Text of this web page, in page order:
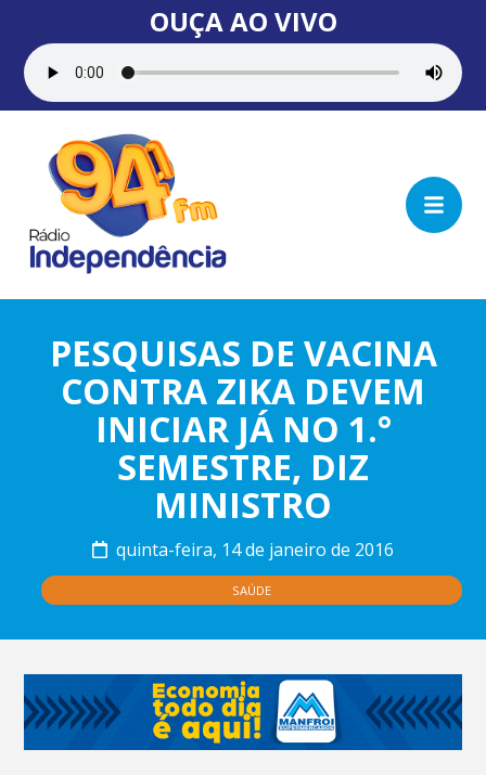
OUÇA AO VIVO
PESQUISAS DE VACINA
CONTRA ZIKA DEVEM
INICIAR JÁ NO 1.°
SEMESTRE, DIZ
MINISTRO
quinta-feira, 14 de janeiro de 2016
SAÚDE